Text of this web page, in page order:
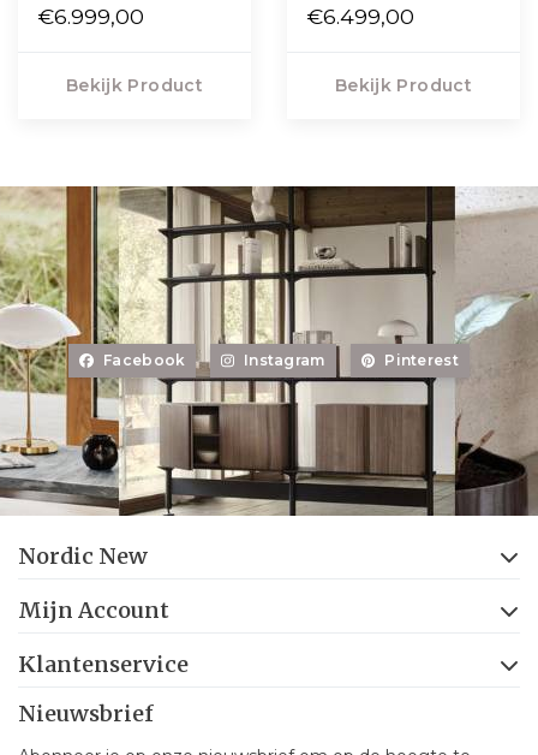
cream, mat zwart
€6.999,00
Bekijk Product
zwart poten
€6.499,00
Bekijk Product
Facebook Instagram Pinterest
Nordic New
Mijn Account
Klantenservice
Nieuwsbrief